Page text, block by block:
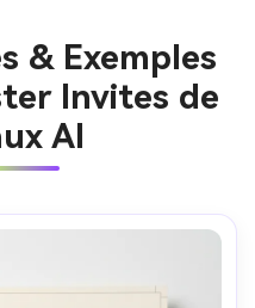
& Exemples
Invites de
AI